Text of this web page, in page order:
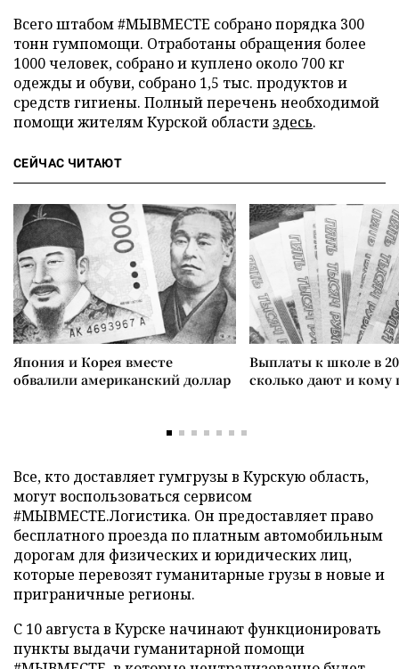
Всего штабом #МЫВМЕСТЕ собрано порядка 300
тонн гумпомощи. Отработаны обращения более
1000 человек, собрано и куплено около 700 кг
одежды и обуви, собрано 1,5 тыс. продуктов и
средств гигиены. Полный перечень необходимой
помощи жителям Курской области здесь.
СЕЙЧАС ЧИТАЮТ
Япония и Корея вместе
обвалили американский доллар
Выплаты к школе в
сколько дают и
Все, кто доставляет гумгрузы в Курскую область,
могут воспользоваться сервисом
#МЫВМЕСТЕ.Логистика. Он предоставляет право
бесплатного проезда по платным автомобильным
дорогам для физических и юридических лиц,
которые перевозят гуманитарные грузы в новые и
приграничные регионы.
С 10 августа в Курске начинают функционировать
пункты выдачи гуманитарной помощи